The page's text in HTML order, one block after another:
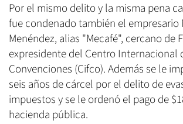
Por el mismo delito y la misma pena
fue condenado también el empresario
Menéndez, alias "Mecafé", cercano de
expresidente del Centro Internacional
Convenciones (Cifco). Además se le
seis años de cárcel por el delito de
impuestos y se le ordenó el pago de
hacienda pública.